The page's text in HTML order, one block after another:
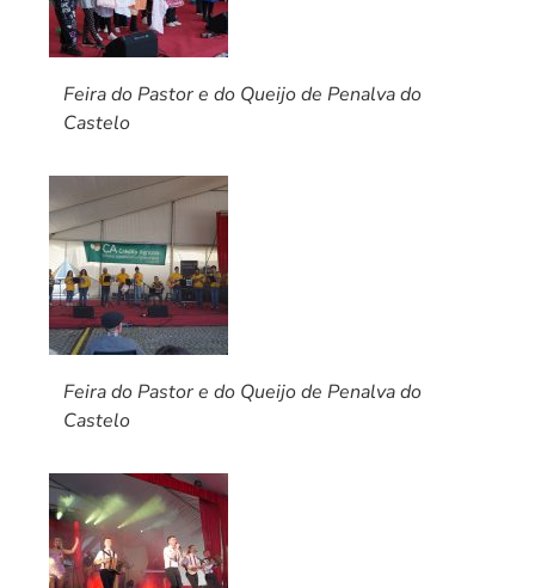
Feira do Pastor e do Queijo de Penalva do
Castelo
Feira do Pastor e do Queijo de Penalva do
Castelo